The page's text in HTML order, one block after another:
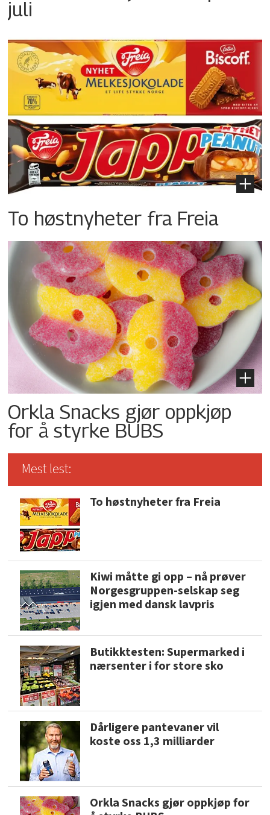
juli
To høstnyheter fra Freia
Orkla Snacks gjør oppkjøp
for å styrke BUBS
Mest lest:
To høstnyheter fra Freia
Kiwi måtte gi opp – nå prøver
Norgesgruppen-selskap seg
igjen med dansk lavpris
Butikktesten: Supermarked i
nærsenter i for store sko
Dårligere pantevaner vil
koste oss 1,3 milliarder
Orkla Snacks gjør oppkjøp for